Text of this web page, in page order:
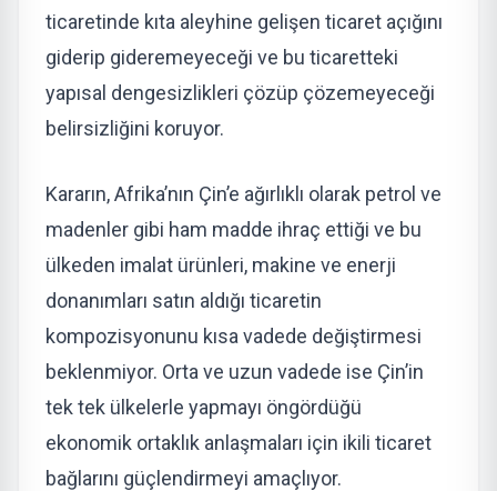
ticaretinde kıta aleyhine gelişen ticaret açığını
giderip gideremeyeceği ve bu ticaretteki
yapısal dengesizlikleri çözüp çözemeyeceği
belirsizliğini koruyor.
Kararın, Afrika’nın Çin’e ağırlıklı olarak petrol ve
madenler gibi ham madde ihraç ettiği ve bu
ülkeden imalat ürünleri, makine ve enerji
donanımları satın aldığı ticaretin
kompozisyonunu kısa vadede değiştirmesi
beklenmiyor. Orta ve uzun vadede ise Çin’in
tek tek ülkelerle yapmayı öngördüğü
ekonomik ortaklık anlaşmaları için ikili ticaret
bağlarını güçlendirmeyi amaçlıyor.